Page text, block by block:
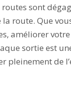
sont
la route. Que
améliorer
sortie est
pleinement de